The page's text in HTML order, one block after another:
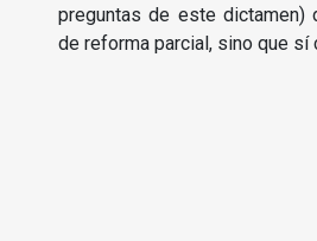
preguntas de este dictamen)
de reforma parcial, sino que sí